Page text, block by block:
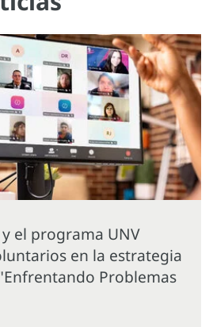
y el programa UNV
en la estrategia
Problemas